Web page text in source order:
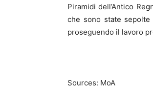
Piramidi dell’Antico
che sono state
proseguendo il lavoro
Sources: MoA